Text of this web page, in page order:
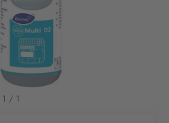
1 / 1